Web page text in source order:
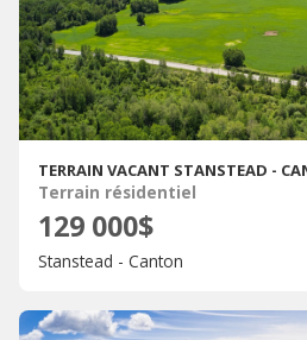
TERRAIN VACANT STANSTEAD -
Terrain résidentiel
129 000$
Stanstead - Canton